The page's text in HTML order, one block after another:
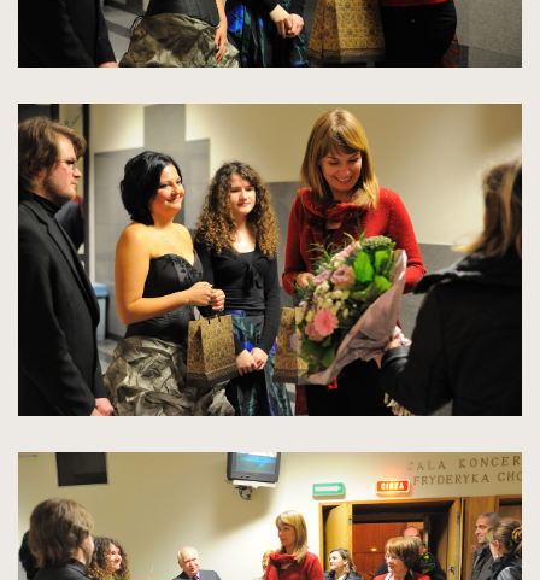
spowoduje
powiększenie
zdjęcia
do
rozmiarów
oryginalnych
spowoduje
powiększenie
zdjęcia
do
rozmiarów
oryginalnych